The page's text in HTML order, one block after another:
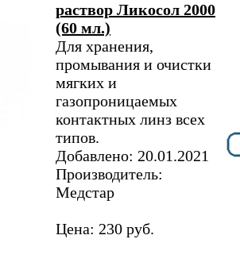
раствор Ликосол 2000
(60 мл.)
Для хранения,
промывания и очистки
мягких и
газопроницаемых
контактных линз всех
типов.
Добавлено: 20.01.2021
Производитель:
Медстар
Цена: 230 руб.